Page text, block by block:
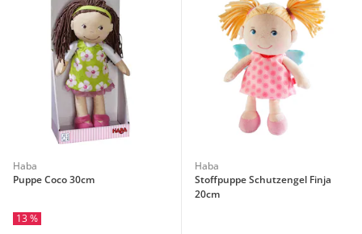
Haba
Puppe Coco 30cm
13 %
Haba
Stoffpuppe Schutzengel Finja
20cm